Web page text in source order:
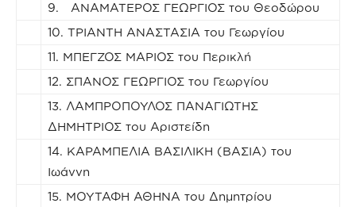
9. ΑΝΑΜΑΤΕΡΟΣ ΓΕΩΡΓΙΟΣ του Θεοδώρου
10. ΤΡΙΑΝΤΗ ΑΝΑΣΤΑΣΙΑ του Γεωργίου
11. ΜΠΕΓΖΟΣ ΜΑΡΙΟΣ του Περικλή
12. ΣΠΑΝΟΣ ΓΕΩΡΓΙΟΣ του Γεωργίου
13. ΛΑΜΠΡΟΠΟΥΛΟΣ ΠΑΝΑΓΙΩΤΗΣ
ΔΗΜΗΤΡΙΟΣ του Αριστείδη
14. ΚΑΡΑΜΠΕΛΙΑ ΒΑΣΙΛΙΚΗ (ΒΑΣΙΑ) του
Ιωάννη
15. ΜΟΥΤΑΦΗ ΑΘΗΝΑ του Δημητρίου